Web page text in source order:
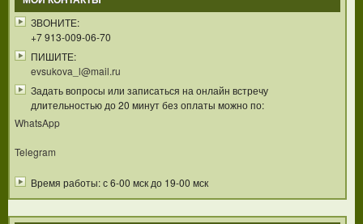
ЗВОНИТЕ:
+7 913-009-06-70
ПИШИТЕ:
evsukova_l@mail.ru
Задать вопросы или записаться на онлайн встречу
длительностью до 20 минут без оплаты можно по:
WhatsApp
Telegram
Время работы: с 6-00 мск до 19-00 мск